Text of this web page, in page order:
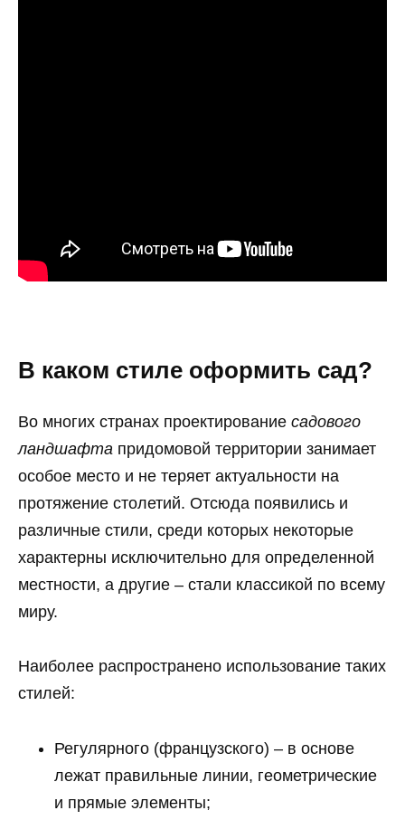
В каком стиле оформить сад?
Во многих странах проектирование садового
ландшафта придомовой территории занимает
особое место и не теряет актуальности на
протяжение столетий. Отсюда появились и
различные стили, среди которых некоторые
характерны исключительно для определенной
местности, а другие – стали классикой по всему
миру.
Наиболее распространено использование таких
стилей:
Регулярного (французского) – в основе
лежат правильные линии, геометрические
и прямые элементы;